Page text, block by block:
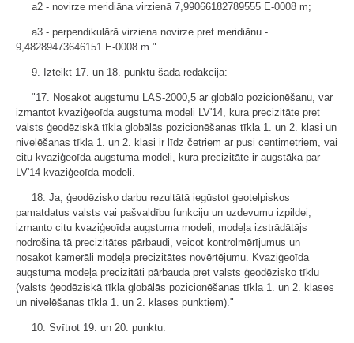
a2 - novirze meridiāna virzienā 7,99066182789555 E-0008 m;
a3 - perpendikulārā virziena novirze pret meridiānu -
9,48289473646151 E-0008 m."
9. Izteikt 17. un 18. punktu šādā redakcijā:
"17. Nosakot augstumu LAS-2000,5 ar globālo pozicionēšanu, var
izmantot kvaziģeoīda augstuma modeli LV'14, kura precizitāte pret
valsts ģeodēziskā tīkla globālās pozicionēšanas tīkla 1. un 2. klasi un
nivelēšanas tīkla 1. un 2. klasi ir līdz četriem ar pusi centimetriem, vai
citu kvaziģeoīda augstuma modeli, kura precizitāte ir augstāka par
LV'14 kvaziģeoīda modeli.
18. Ja, ģeodēzisko darbu rezultātā iegūstot ģeotelpiskos
pamatdatus valsts vai pašvaldību funkciju un uzdevumu izpildei,
izmanto citu kvaziģeoīda augstuma modeli, modeļa izstrādātājs
nodrošina tā precizitātes pārbaudi, veicot kontrolmērījumus un
nosakot kamerāli modeļa precizitātes novērtējumu. Kvaziģeoīda
augstuma modeļa precizitāti pārbauda pret valsts ģeodēzisko tīklu
(valsts ģeodēziskā tīkla globālās pozicionēšanas tīkla 1. un 2. klases
un nivelēšanas tīkla 1. un 2. klases punktiem)."
10. Svītrot 19. un 20. punktu.